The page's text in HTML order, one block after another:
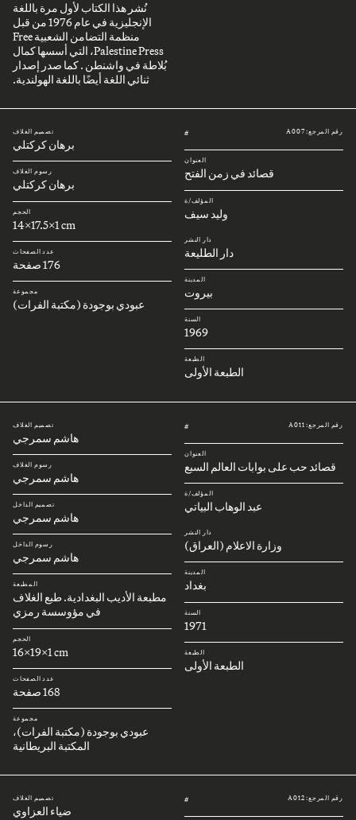
نُشر هذا الكتاب لأول مرة باللغة
الإنجليزية في عام 1976 من قبل
منظمة التضامن الشعبية Free
Palestine Press، التي أسسها كمال
بُلاطة في واشنطن . كما صدر إصدار
ثنائي اللغة أيضًا باللغة الهولندية.
رقم المرجع: A007 #
العنوان
قصائد في زمن الفتح
المؤلف/ة
وليد سيف
دار النشر
دار الطليعة
المدينة
بيروت
السنة
1969
الطبعة
الطبعة الأولى
تصميم الغلاف
برهان كركتلي
رسوم الغلاف
برهان كركتلي
الحجم
14x17.5x1 cm
عدد الصفحات
176 صفحة
مجموعة
عبودي بوجودة (مكتبة الفرات)
رقم المرجع: A011 #
العنوان
قصائد حب على بوابات العالم السبع
المؤلف/ة
عبد الوهاب البياتي
دار النشر
وزارة الاعلام (العراق)
المدينة
بغداد
السنة
1971
الطبعة
الطبعة الأولى
تصميم الغلاف
هاشم سمرجي
رسوم الغلاف
هاشم سمرجي
تصميم الداخل
هاشم سمرجي
رسوم الداخل
هاشم سمرجي
المطبعة
مطبعة الأديب البغدادية. طبع الغلاف
في مؤوسسة رمزي
الحجم
16x19x1 cm
عدد الصفحات
168 صفحة
مجموعة
عبودي بوجودة (مكتبة الفرات)،
المكتبة البريطانية
رقم المرجع: A012 # تصميم الغلاف
ضياء العزاوي